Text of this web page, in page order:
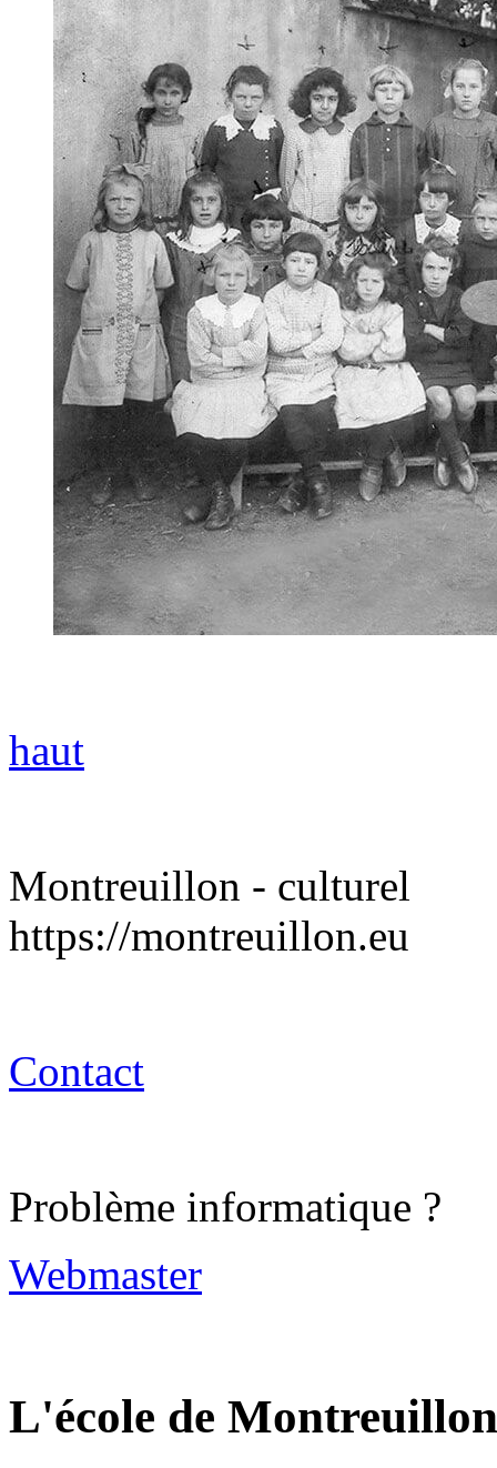
haut
Montreuillon - culturel
https://montreuillon.eu
Contact
Problème informatique ?
Webmaster
L'école de Montreuillon